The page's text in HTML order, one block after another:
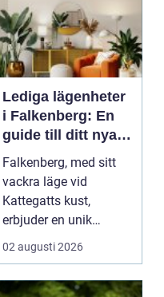
Lediga lägenheter
i Falkenberg: En
guide till ditt nya
hem
Falkenberg, med sitt
vackra läge vid
Kattegatts kust,
erbjuder en unik
livsupplevelse för ...
02 augusti 2026